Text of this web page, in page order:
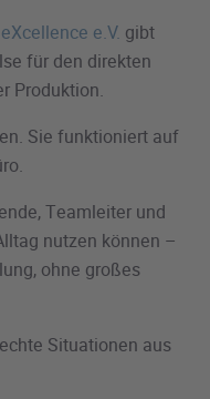
eXcellence e.V. gibt
für den direkten
Produktion.
Sie funktioniert auf
Teamleiter und
nutzen können –
ohne großes
Situationen aus